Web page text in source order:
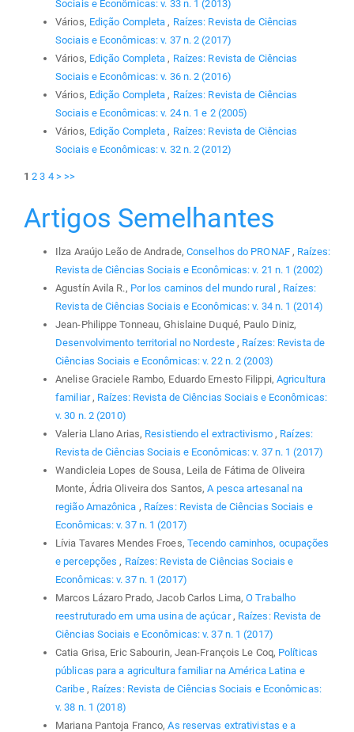
Sociais e Econômicas: v. 33 n. 1 (2013)
Vários, Edição Completa , Raízes: Revista de Ciências
Sociais e Econômicas: v. 37 n. 2 (2017)
Vários, Edição Completa , Raízes: Revista de Ciências
Sociais e Econômicas: v. 36 n. 2 (2016)
Vários, Edição Completa , Raízes: Revista de Ciências
Sociais e Econômicas: v. 24 n. 1 e 2 (2005)
Vários, Edição Completa , Raízes: Revista de Ciências
Sociais e Econômicas: v. 32 n. 2 (2012)
1 2 3 4 > >>
Artigos Semelhantes
Ilza Araújo Leão de Andrade, Conselhos do PRONAF , Raízes:
Revista de Ciências Sociais e Econômicas: v. 21 n. 1 (2002)
Agustín Avila R., Por los caminos del mundo rural , Raízes:
Revista de Ciências Sociais e Econômicas: v. 34 n. 1 (2014)
Jean-Philippe Tonneau, Ghislaine Duqué, Paulo Diniz,
Desenvolvimento territorial no Nordeste , Raízes: Revista de
Ciências Sociais e Econômicas: v. 22 n. 2 (2003)
Anelise Graciele Rambo, Eduardo Ernesto Filippi, Agricultura
familiar , Raízes: Revista de Ciências Sociais e Econômicas:
v. 30 n. 2 (2010)
Valeria Llano Arias, Resistiendo el extractivismo , Raízes:
Revista de Ciências Sociais e Econômicas: v. 37 n. 1 (2017)
Wandicleia Lopes de Sousa, Leila de Fátima de Oliveira
Monte, Ádria Oliveira dos Santos,A pesca artesanal na
região Amazônica , Raízes: Revista de Ciências Sociais e
Econômicas: v. 37 n. 1 (2017)
Lívia Tavares Mendes Froes, Tecendo caminhos, ocupações
e percepções , Raízes: Revista de Ciências Sociais e
Econômicas: v. 37 n. 1 (2017)
Marcos Lázaro Prado, Jacob Carlos Lima,O Trabalho
reestruturado em uma usina de açúcar , Raízes: Revista de
Ciências Sociais e Econômicas: v. 37 n. 1 (2017)
Catia Grisa, Eric Sabourin, Jean-François Le Coq, Políticas
públicas para a agricultura familiar na América Latina e
Caribe , Raízes: Revista de Ciências Sociais e Econômicas:
v. 38 n. 1 (2018)
Mariana Pantoja Franco,As reservas extrativistas e a